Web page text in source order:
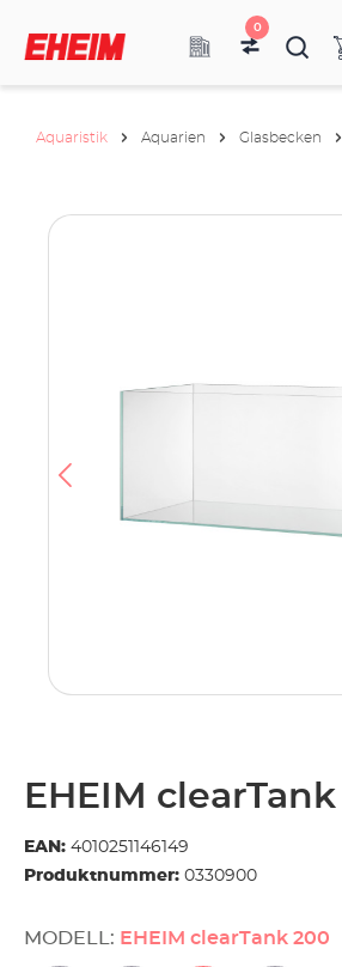
0
Aquaristik Aquarien Glasbecken
EHEIM
EAN: 4010251146149
Produktnummer: 0330900
MODELL: EHEIM clearTank 200